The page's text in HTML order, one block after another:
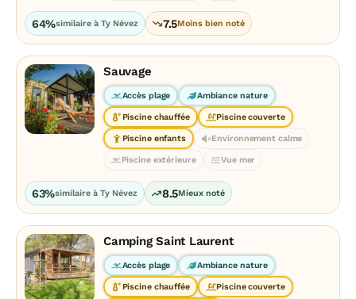
64%similaire à Ty Névez 7.5Moins bien noté
Sauvage
Accès plage Ambiance nature
Piscine chauffée Piscine couverte
Piscine enfants Environnement calme
Piscine extérieure Vue mer
63%similaire à Ty Névez 8.5Mieux noté
Camping Saint Laurent
Accès plage Ambiance nature
Piscine chauffée Piscine couverte